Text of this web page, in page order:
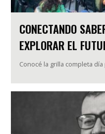
CONECTANDO
EXPLORAR EL
Conocé la grilla completa día